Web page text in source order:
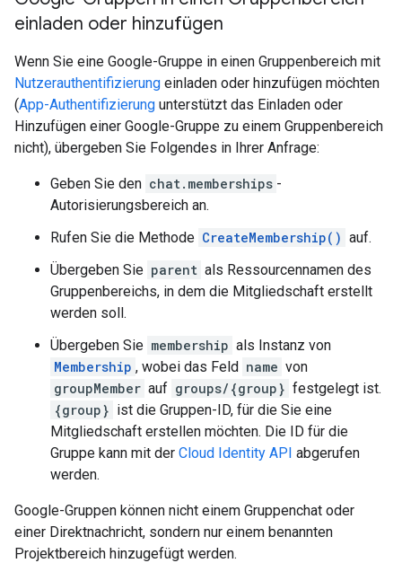
einladen oder hinzufügen
Wenn Sie eine Google-Gruppe in einen Gruppenbereich mit
Nutzerauthentifizierung einladen oder hinzufügen möchten
(App-Authentifizierung unterstützt das Einladen oder
Hinzufügen einer Google-Gruppe zu einem Gruppenbereich
nicht), übergeben Sie Folgendes in Ihrer Anfrage:
Geben Sie den chat.memberships -
Autorisierungsbereich an.
Rufen Sie die Methode CreateMembership() auf.
Übergeben Sie parent als Ressourcennamen des
Gruppenbereichs, in dem die Mitgliedschaft erstellt
werden soll.
Übergeben Sie membership als Instanz von
Membership , wobei das Feld name von
groupMember auf groups/{group} festgelegt ist.
{group} ist die Gruppen-ID, für die Sie eine
Mitgliedschaft erstellen möchten. Die ID für die
Gruppe kann mit der Cloud Identity API abgerufen
werden.
Google-Gruppen können nicht einem Gruppenchat oder
einer Direktnachricht, sondern nur einem benannten
Projektbereich hinzugefügt werden.